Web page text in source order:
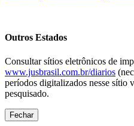
Outros Estados
Consultar sítios eletrônicos de
www.jusbrasil.com.br/diarios
períodos digitalizados nesse sítio
pesquisado.
Fechar